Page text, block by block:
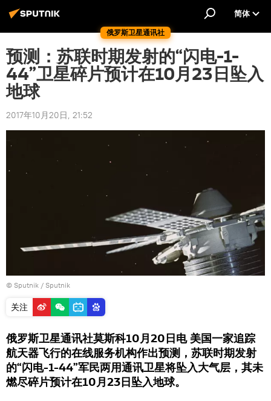
俄罗斯卫星通讯社
简体
预测：苏联时期发射的“闪电-1-
44”卫星碎片预计在10月23日坠入
地球
2017年10月20日, 21:52
© Sputnik / Sputnik
关注
俄罗斯卫星通讯社莫斯科10月20日电 美国一家追踪
航天器飞行的在线服务机构作出预测，苏联时期发射
的“闪电-1-44”军民两用通讯卫星将坠入大气层，其未
燃尽碎片预计在10月23日坠入地球。